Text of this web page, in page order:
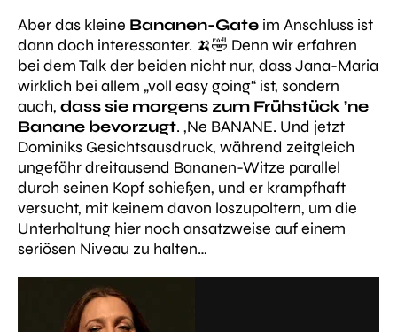
Aber das kleine Bananen-Gate im Anschluss ist
dann doch interessanter. 🍌🤣 Denn wir erfahren
bei dem Talk der beiden nicht nur, dass Jana-Maria
wirklich bei allem „voll easy going“ ist, sondern
auch, dass sie morgens zum Frühstück ’ne
Banane bevorzugt. ‚Ne BANANE. Und jetzt
Dominiks Gesichtsausdruck, während zeitgleich
ungefähr dreitausend Bananen-Witze parallel
durch seinen Kopf schießen, und er krampfhaft
versucht, mit keinem davon loszupoltern, um die
Unterhaltung hier noch ansatzweise auf einem
seriösen Niveau zu halten…